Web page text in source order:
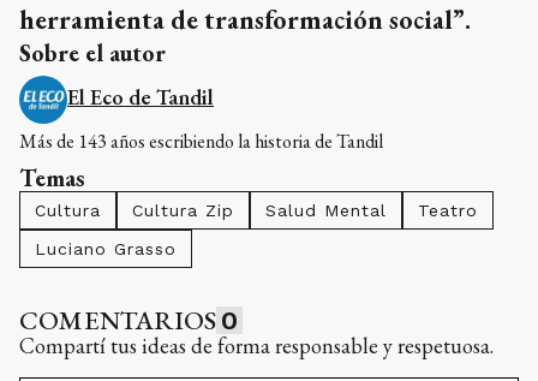
herramienta de transformación social”.
Sobre el autor
El Eco de Tandil
Más de 143 años escribiendo la historia de Tandil
Temas
Cultura Cultura Zip Salud Mental
Teatro
Luciano Grasso
COMENTARIOS 0
Compartí tus ideas de forma responsable y respetuosa.